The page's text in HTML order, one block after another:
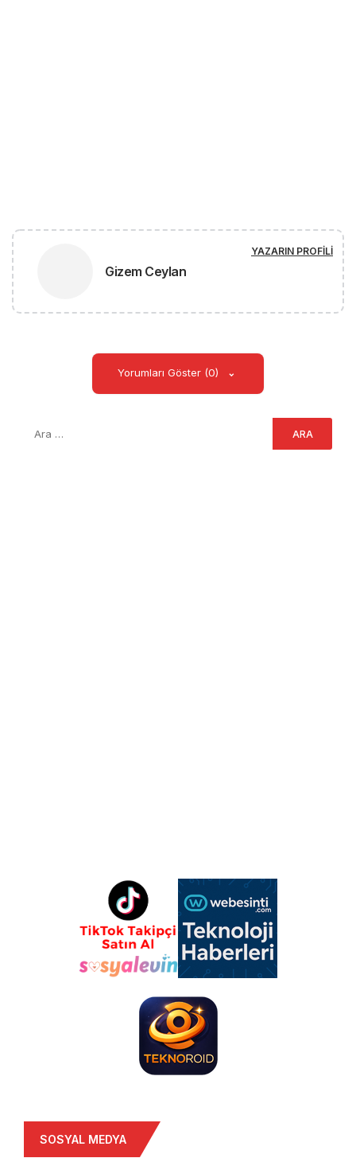
Gizem Ceylan
YAZARIN PROFILI
Yorumları Göster (0)
SOSYAL MEDYA